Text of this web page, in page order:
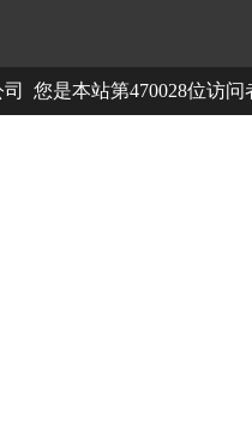
司 您是本站第470028位访